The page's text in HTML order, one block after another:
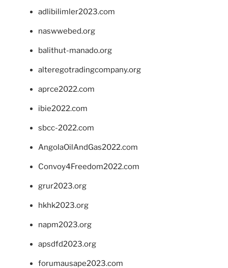
adlibilimler2023.com
naswwebed.org
balithut-manado.org
alteregotradingcompany.org
aprce2022.com
ibie2022.com
sbcc-2022.com
AngolaOilAndGas2022.com
Convoy4Freedom2022.com
grur2023.org
hkhk2023.org
napm2023.org
apsdfd2023.org
forumausape2023.com